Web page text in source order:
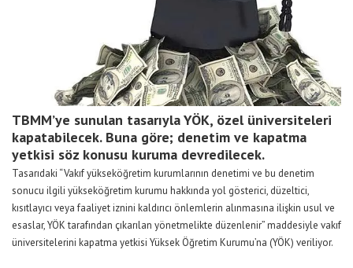
TBMM’ye sunulan tasarıyla YÖK, özel üniversiteleri
kapatabilecek. Buna göre; denetim ve kapatma
yetkisi söz konusu kuruma devredilecek.
Tasarıdaki “Vakıf yükseköğretim kurumlarının denetimi ve bu denetim
sonucu ilgili yükseköğretim kurumu hakkında yol gösterici, düzeltici,
kısıtlayıcı veya faaliyet iznini kaldırıcı önlemlerin alınmasına ilişkin usul ve
esaslar, YÖK tarafından çıkarılan yönetmelikte düzenlenir” maddesiyle vakıf
üniversitelerini kapatma yetkisi Yüksek Öğretim Kurumu’na (YÖK) veriliyor.